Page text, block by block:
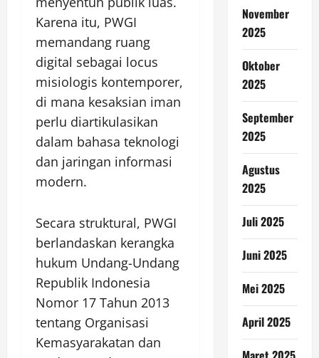
Karena itu, PWGI
memandang ruang
digital sebagai locus
misiologis kontemporer,
di mana kesaksian iman
perlu diartikulasikan
dalam bahasa teknologi
dan jaringan informasi
modern.
Secara struktural, PWGI
berlandaskan kerangka
hukum Undang-Undang
Republik Indonesia
Nomor 17 Tahun 2013
tentang Organisasi
Kemasyarakatan dan
November
2025
Oktober
2025
September
2025
Agustus
2025
Juli 2025
Juni 2025
Mei 2025
April 2025